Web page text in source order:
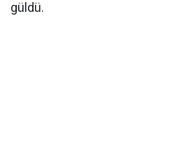
güldü.